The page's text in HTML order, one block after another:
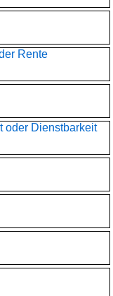
Rente
oder Dienstbarkeit